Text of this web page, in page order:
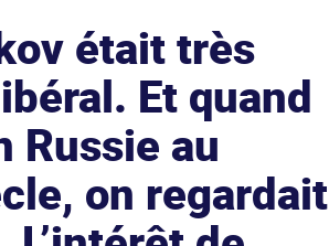
était très
Et quand
Russie au
on regardait